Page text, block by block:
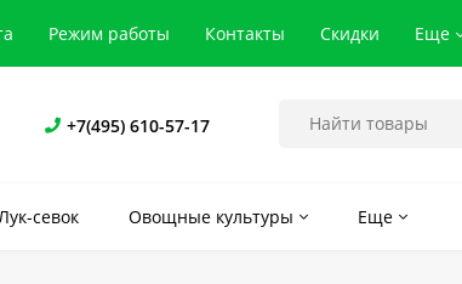
Режим работы Контакты Скидки Еще
+7(495) 610-57-17
Лук-севок Овощные культуры Еще